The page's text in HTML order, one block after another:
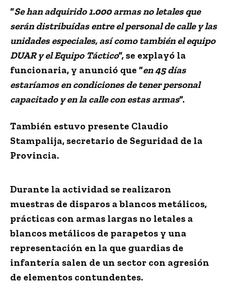
“Se han adquirido 1.000 armas no letales que
serán distribuídas entre el personal de calle y las
unidades especiales, así como también el equipo
DUAR y el Equipo Táctico”, se explayó la
funcionaria, y anunció que “en 45 días
estaríamos en condiciones de tener personal
capacitado y en la calle con estas armas”.
También estuvo presente Claudio
Stampalija, secretario de Seguridad de la
Provincia.
Durante la actividad se realizaron
muestras de disparos a blancos metálicos,
prácticas con armas largas no letales a
blancos metálicos de parapetos y una
representación en la que guardias de
infantería salen de un sector con agresión
de elementos contundentes.